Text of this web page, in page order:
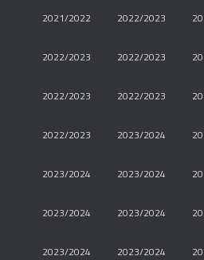
2021/2022 2022/2023
2022/2023 2022/2023
2022/2023 2022/2023
2022/2023 2023/2024
2023/2024 2023/2024
2023/2024 2023/2024
2023/2024 2023/2024